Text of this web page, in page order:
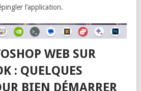
l’application.
WEB SUR
: QUELQUES
BIEN DÉMARRER